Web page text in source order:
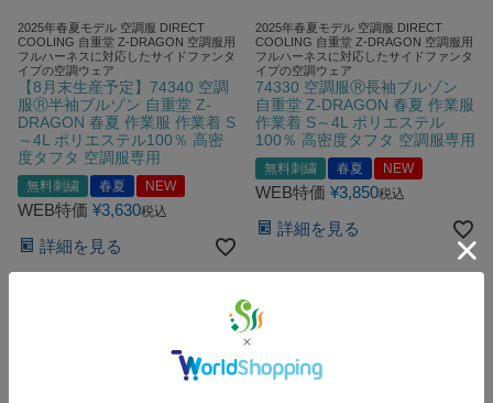
2025年春夏モデル 空調服 DIRECT
COOLING 自重堂 Z-DRAGON 空調服用
フルハーネスに対応したサイドファンタ
イプの空調ウェア
【8月末生産予定】74340 空調
服Ⓡ半袖ブルゾン 自重堂 Z-
DRAGON 春夏 作業服 作業着 S
～4L ポリエステル100％ 高密
度タフタ 空調服専用
無料刺繍 春夏 NEW
WEB特価 ¥3,630税込
詳細を見る
2025年春夏モデル 空調服 DIRECT
COOLING 自重堂 Z-DRAGON 空調服用
フルハーネスに対応したサイドファンタ
イプの空調ウェア
74330 空調服Ⓡ長袖ブルゾン
自重堂 Z-DRAGON 春夏 作業服
作業着 S～4L ポリエステル
100％ 高密度タフタ 空調服専用
無料刺繍 春夏 NEW
WEB特価 ¥3,850税込
詳細を見る